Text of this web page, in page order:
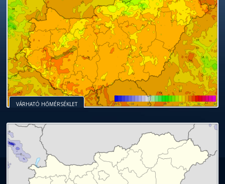
VÁRHATÓ HŐMÉRSÉKLET